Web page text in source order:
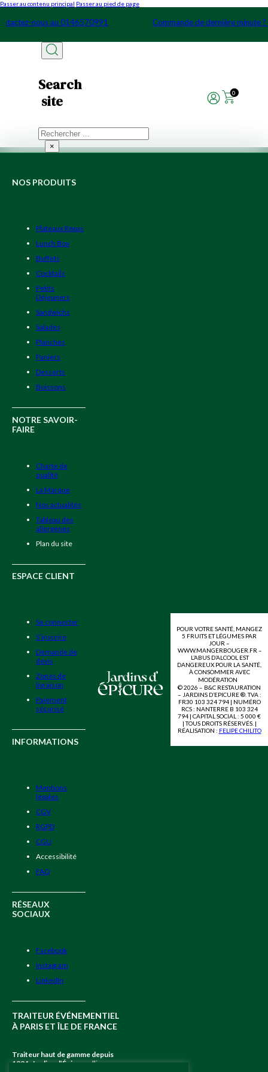
Passer au contenu principal Passer au pied de page
nous au 0146570991 Commande de dernière
Search
site
Rechercher
×
0
NOS PRODUITS
Plateaux Repas
Lunch Box
Buffets
Cocktails
Petits
Déjeuners
Sandwichs
Salades
Planches
Paniers
Desserts
Boissons
NOTRE SAVOIR-
FAIRE
Charte de
qualité
La Marque
Nos actualités
Tableau des
allergènes
Plan du site
ESPACE CLIENT
Se connecter
S’inscrire
Demande de
devis
Zones de
livraison
Paiement
sécurisé
INFORMATIONS
Mentions
légales
CGV
RGPD
CGU
Accessibilité
FAQ
RÉSEAUX
SOCIAUX
Facebook
Instagram
LinkedIn
TRAITEUR ÉVÉNEMENTIEL
À PARIS ET ÎLE DE FRANCE
Traiteur haut de gamme depuis
1994,Jardins d’Épicureallie
POUR VOTRE SANTÉ, MANGEZ
5 FRUITS ET LÉGUMES PAR
JOUR –
WWW.MANGERBOUGER.FR –
L’ABUS D’ALCOOL EST
DANGEREUX POUR LA SANTÉ,
À CONSOMMER AVEC
MODÉRATION
© 2026 – B&C RESTAURATION
– JARDINS D’EPICURE ®. TVA :
FR30 103 324 794 | NUMÉRO
RCS : NANTERRE B 103 324
794 | CAPITAL SOCIAL : 5 000 €
| TOUS DROITS RÉSERVÉS. |
RÉALISATION : FELIPE CHILITO